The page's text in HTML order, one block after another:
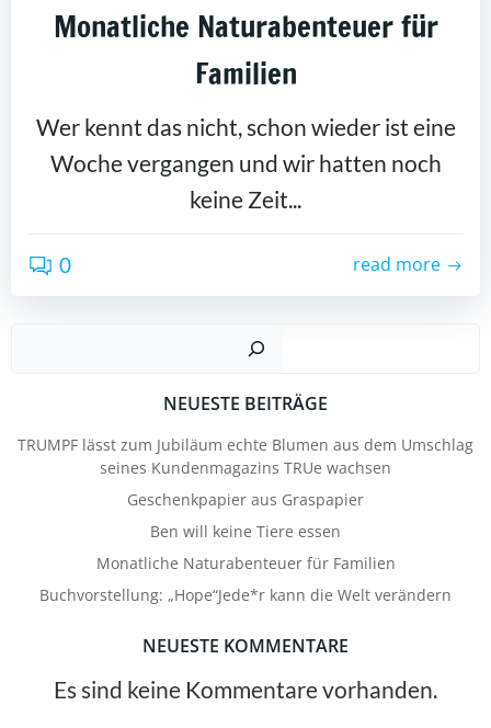
Monatliche Naturabenteuer für
Familien
Wer kennt das nicht, schon wieder ist eine
Woche vergangen und wir hatten noch
keine Zeit...
0 read more
NEUESTE BEITRÄGE
TRUMPF lässt zum Jubiläum echte Blumen aus dem Umschlag
seines Kundenmagazins TRUe wachsen
Geschenkpapier aus Graspapier
Ben will keine Tiere essen
Monatliche Naturabenteuer für Familien
Buchvorstellung: „Hope“Jede*r kann die Welt verändern
NEUESTE KOMMENTARE
Es sind keine Kommentare vorhanden.